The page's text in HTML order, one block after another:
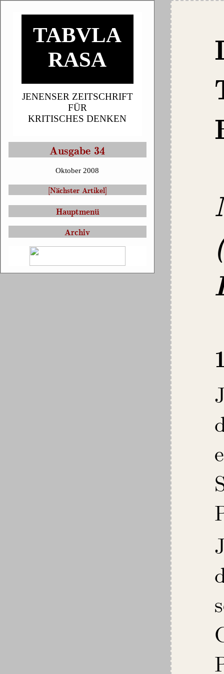
TABVLA
RASA
JENENSER ZEITSCHRIFT
FÜR
KRITISCHES DENKEN
Ausgabe 34
Oktober 2008
[Nächster Artikel]
Hauptmenü
Archiv